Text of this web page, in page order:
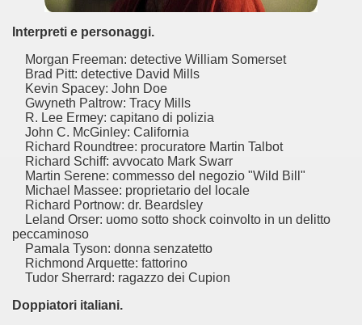
Interpreti e personaggi.
Morgan Freeman: detective William Somerset
Brad Pitt: detective David Mills
Kevin Spacey: John Doe
Gwyneth Paltrow: Tracy Mills
R. Lee Ermey: capitano di polizia
John C. McGinley: California
Richard Roundtree: procuratore Martin Talbot
Richard Schiff: avvocato Mark Swarr
Martin Serene: commesso del negozio "Wild Bill"
Michael Massee: proprietario del locale
Richard Portnow: dr. Beardsley
Leland Orser: uomo sotto shock coinvolto in un delitto
peccaminoso
Pamala Tyson: donna senzatetto
Richmond Arquette: fattorino
Tudor Sherrard: ragazzo dei Cupion
Doppiatori italiani.